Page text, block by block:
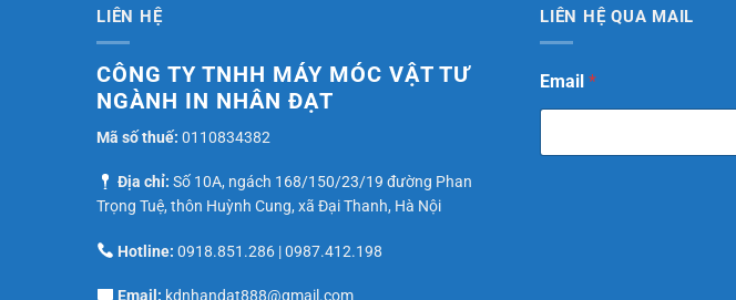
LIÊN HỆ
CÔNG TY TNHH MÁY MÓC VẬT TƯ
NGÀNH IN NHÂN ĐẠT
Mã số thuế: 0110834382
Địa chỉ: Số 10A, ngách 168/150/23/19 đường Phan
Trọng Tuệ, thôn Huỳnh Cung, xã Đại Thanh, Hà Nội
Hotline: 0918.851.286|0987.412.198
Email: kdnhandat888@gmail.com
LIÊN HỆ QUA MAIL
*Email *